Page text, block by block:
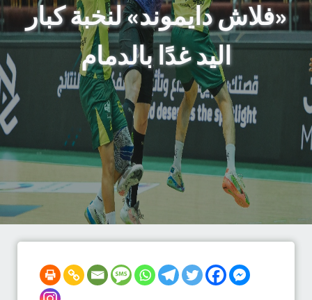
«فلاش دايموند» لنخبة كبار
اليد غدًا بالدمام